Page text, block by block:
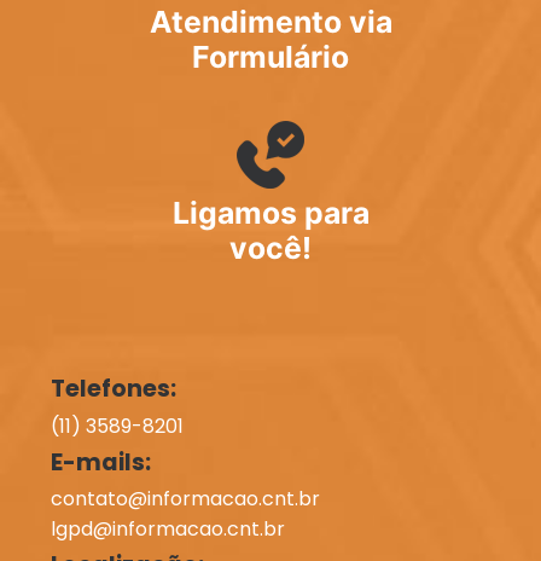
Atendimento via
Formulário
Ligamos para
você!
Telefones:
(11) 3589-8201
E-mails:
contato@informacao.cnt.br
lgpd@informacao.cnt.br